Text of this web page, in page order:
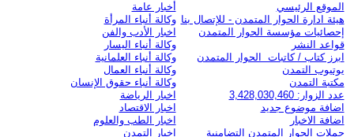
الموقع الرئيسي
هيئة ادارة الحوار المتمدن - للإتصال بنا
إحصائيات مؤسسة الحوار المتمدن
قواعد النشر
ابرز كتاب / كاتبات الحوار المتمدن
يوتيوب التمدن
مكتبة التمدن
عدد الزوار: 3,428,030,460
اضافة موضوع جديد
اضافة الاخبار
حملات الحوار المتمدن التضامنية
أخبار عامة
وكالة أنباء المرأة
اخبار الأدب والفن
وكالة أنباء اليسار
وكالة أنباء العلمانية
وكالة أنباء العمال
وكالة أنباء حقوق الإنسان
اخبار الرياضة
اخبار الاقتصاد
اخبار الطب والعلوم
اخبار التمدن